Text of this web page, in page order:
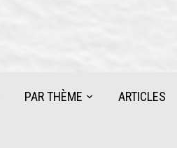
PAR THÈME ARTICLES